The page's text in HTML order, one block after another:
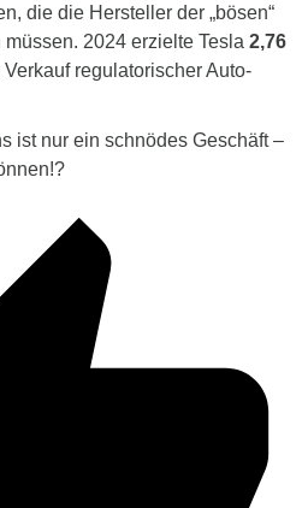
die die Hersteller der „bösen“
2024 erzielte Tesla 2,76
regulatorischer Auto-
ist nur ein schnödes Geschäft –